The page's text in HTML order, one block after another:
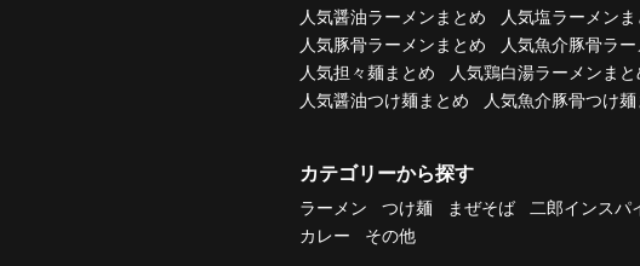
人気醤油ラーメンまとめ 人気塩ラーメンま
人気豚骨ラーメンまとめ
人気魚介豚骨ラ
人気担々麺まとめ
人気鶏白湯ラーメンまと
人気醤油つけ麺まとめ
人気魚介豚骨つけ
カテゴリーから探す
ラーメン つけ麺 まぜそば 二郎インスパ
カレー
その他